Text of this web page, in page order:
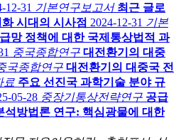
12-31 기본연구보고서 최근 글로
시대의 시사점 2024-12-31 기본
망 정책에 대한 국제통상법적 과
중국종합연구 대전환기의 대중
국종합연구 대전환기의 대중국 전
료 주요 선진국 과학기술 분야 규
05-28 중장기통상전략연구 공급
석방법론 연구: 핵심광물에 대한